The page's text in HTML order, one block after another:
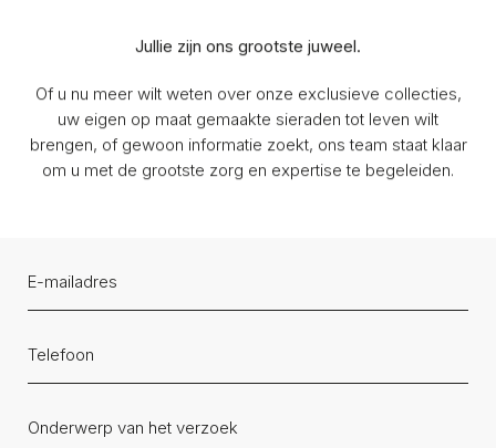
Jullie zijn ons grootste juweel.
Of u nu meer wilt weten over onze exclusieve collecties,
uw eigen op maat gemaakte sieraden tot leven wilt
brengen, of gewoon informatie zoekt, ons team staat klaar
om u met de grootste zorg en expertise te begeleiden.